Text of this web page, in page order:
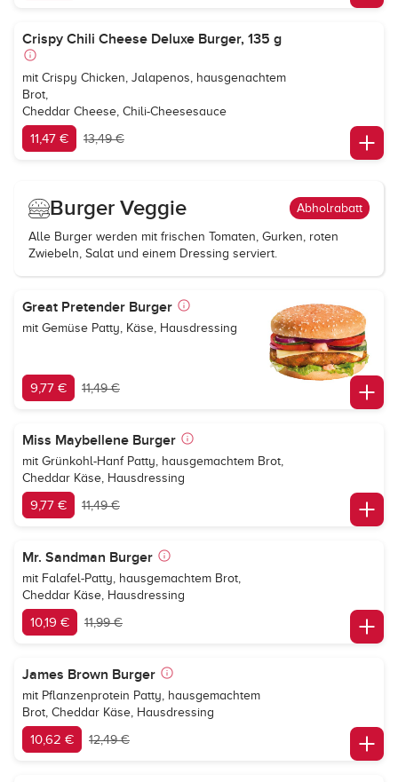
Crispy Chili Cheese Deluxe Burger, 135 g
mit Crispy Chicken, Jalapenos, hausgenachtem
Brot,
Cheddar Cheese, Chili-Cheesesauce
11,47 € 13,49 €
Burger Veggie Abholrabatt
Alle Burger werden mit frischen Tomaten, Gurken, roten
Zwiebeln, Salat und einem Dressing serviert.
Great Pretender Burger
mit Gemüse Patty, Käse, Hausdressing
9,77 € 11,49 €
Miss Maybellene Burger
mit Grünkohl-Hanf Patty, hausgemachtem Brot,
Cheddar Käse, Hausdressing
9,77 € 11,49 €
Mr. Sandman Burger
mit Falafel-Patty, hausgemachtem Brot,
Cheddar Käse, Hausdressing
10,19 € 11,99 €
James Brown Burger
mit Pflanzenprotein Patty, hausgemachtem
Brot, Cheddar Käse, Hausdressing
10,62 € 12,49 €